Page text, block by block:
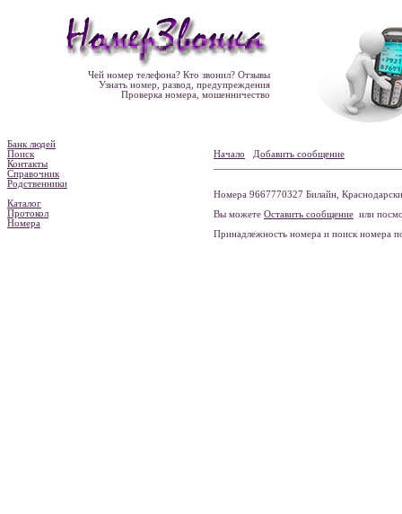
Чей номер телефона? Кто звонил? Отзывы
Узнать номер, развод, предупреждения
Проверка номера, мошенничество
Банк людей
Поиск
Контакты
Справочник
Родственники
Каталог
Протокол
Номера
Начало Добавить сообщение
Номера 9667770327 Билайн,
Вы можете Оставить сообщение или
Принадлежность номера и поиск номера